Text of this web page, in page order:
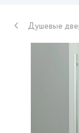
Душевые